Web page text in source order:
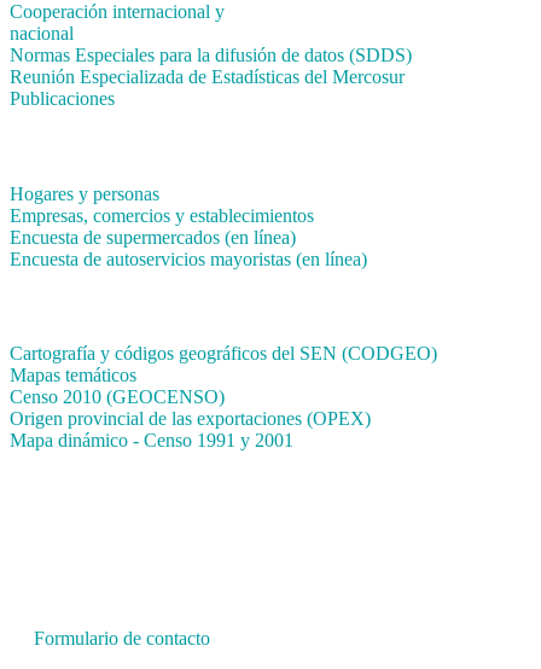
Cooperación internacional y
nacional
Normas Especiales para la difusión de datos (SDDS)
Reunión Especializada de Estadísticas del Mercosur
Publicaciones
Hogares y personas
Empresas, comercios y establecimientos
Encuesta de supermercados (en línea)
Encuesta de autoservicios mayoristas (en línea)
Cartografía y códigos geográficos del SEN (CODGEO)
Mapas temáticos
Censo 2010 (GEOCENSO)
Origen provincial de las exportaciones (OPEX)
Mapa dinámico - Censo 1991 y 2001
Formulario de contacto